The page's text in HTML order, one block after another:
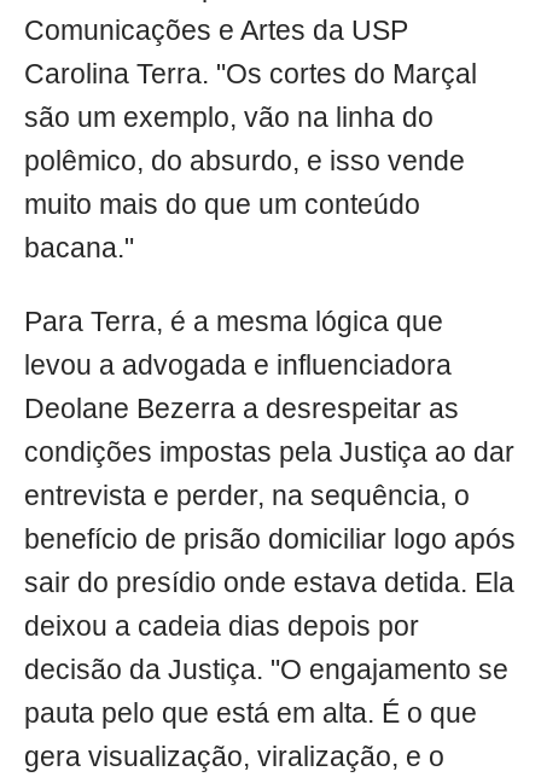
Comunicações e Artes da USP
Carolina Terra. "Os cortes do Marçal
são um exemplo, vão na linha do
polêmico, do absurdo, e isso vende
muito mais do que um conteúdo
bacana."
Para Terra, é a mesma lógica que
levou a advogada e influenciadora
Deolane Bezerra a desrespeitar as
condições impostas pela Justiça ao dar
entrevista e perder, na sequência, o
benefício de prisão domiciliar logo após
sair do presídio onde estava detida. Ela
deixou a cadeia dias depois por
decisão da Justiça. "O engajamento se
pauta pelo que está em alta. É o que
gera visualização, viralização, e o